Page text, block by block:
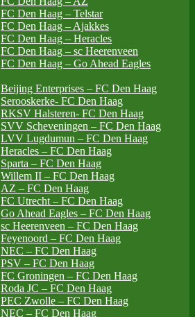
FC Den Haag – Telstar
FC Den Haag – Ajakkes
FC Den Haag – Heracles
FC Den Haag – sc Heerenveen
FC Den Haag – Go Ahead Eagles
Beijing Enterprises – FC Den Haag
Serooskerke- FC Den Haag
RKSV Halsteren- FC Den Haag
SVV Scheveningen – FC Den Haag
LVV Lugdumun – FC Den Haag
Heracles – FC Den Haag
Sparta – FC Den Haag
Willem II – FC Den Haag
AZ – FC Den Haag
FC Utrecht – FC Den Haag
Go Ahead Eagles – FC Den Haag
sc Heerenveen – FC Den Haag
Feyenoord – FC Den Haag
NEC – FC Den Haag
PSV – FC Den Haag
FC Groningen – FC Den Haag
Roda JC – FC Den Haag
PEC Zwolle – FC Den Haag
NEC – FC Den Haag